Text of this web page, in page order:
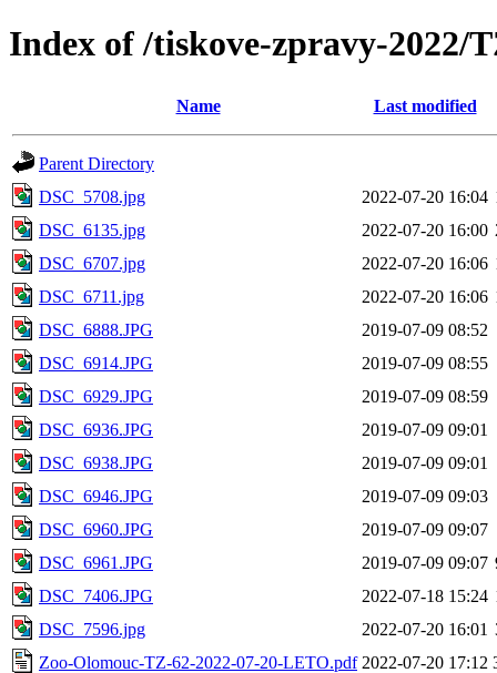
Index of /tiskove-zpravy-2022/
Name Last modified
Parent Directory
DSC_5708.jpg
2022-07-20 16:04
DSC_6135.jpg
2022-07-20 16:00
DSC_6707.jpg
2022-07-20 16:06
DSC_6711.jpg
2022-07-20 16:06
DSC_6888.JPG
2019-07-09 08:52
DSC_6914.JPG
2019-07-09 08:55
DSC_6929.JPG
2019-07-09 08:59
DSC_6936.JPG
2019-07-09 09:01
DSC_6938.JPG
2019-07-09 09:01
DSC_6946.JPG
2019-07-09 09:03
DSC_6960.JPG
2019-07-09 09:07
DSC_6961.JPG
2019-07-09 09:07
DSC_7406.JPG
2022-07-18 15:24
DSC_7596.jpg
2022-07-20 16:01
Zoo-Olomouc-TZ-62-2022-07-20-LETO.pdf 2022-07-20 17:12